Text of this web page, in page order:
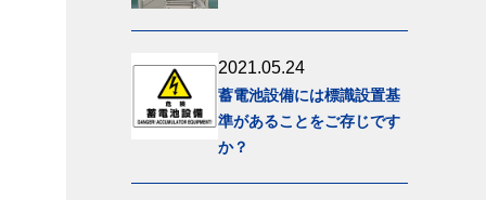
2021.05.24
蓄電池設備には標識設置基
準があることをご存じです
か？